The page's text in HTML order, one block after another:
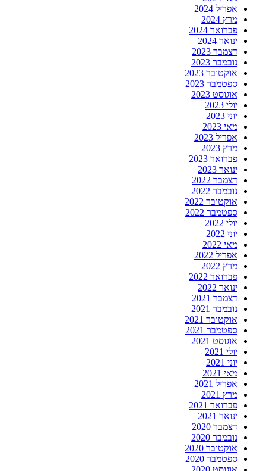
אפריל 2024
מרץ 2024
פברואר 2024
ינואר 2024
דצמבר 2023
נובמבר 2023
אוקטובר 2023
ספטמבר 2023
אוגוסט 2023
יולי 2023
יוני 2023
מאי 2023
אפריל 2023
מרץ 2023
פברואר 2023
ינואר 2023
דצמבר 2022
נובמבר 2022
אוקטובר 2022
ספטמבר 2022
יולי 2022
יוני 2022
מאי 2022
אפריל 2022
מרץ 2022
פברואר 2022
ינואר 2022
דצמבר 2021
נובמבר 2021
אוקטובר 2021
ספטמבר 2021
אוגוסט 2021
יולי 2021
יוני 2021
מאי 2021
אפריל 2021
מרץ 2021
פברואר 2021
ינואר 2021
דצמבר 2020
נובמבר 2020
אוקטובר 2020
ספטמבר 2020